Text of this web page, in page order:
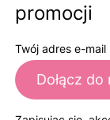
promocji
Twój adres e-mail
Dołącz